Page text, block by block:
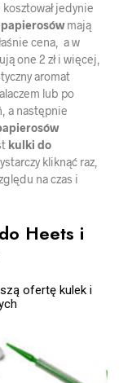
jedynie
mają
cena, a w
one 2 zł i więcej,
aromat
lub po
a następnie
kulki do
kliknąć raz,
na czas i
Heets i
ofertę kulek i